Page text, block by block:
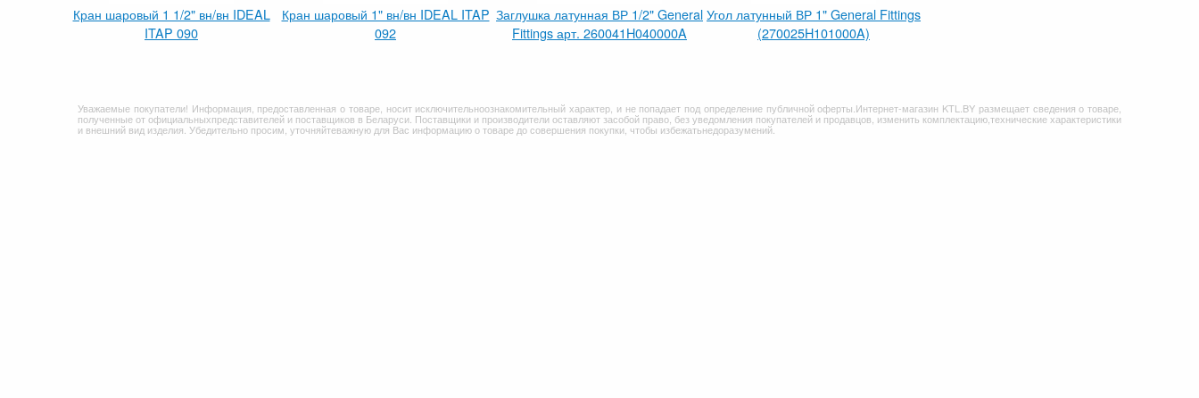
Кран шаровый 1 1/2" вн/вн IDEAL
ITAP 090
Кран шаровый 1" вн/вн IDEAL ITAP
092
Заглушка латунная ВР 1/2" General
Fittings арт. 260041H040000A
Угол латунный ВР 1" General Fittings
(270025H101000A)
Уважаемые покупатели! Информация, предоставленная о товаре, носит исключительноознакомительный характер, и не попадает под определение публичной оферты.Интернет-магазин KTL.BY размещает сведения о товаре,
полученные от официальныхпредставителей и поставщиков в Беларуси. Поставщики и производители оставляют засобой право, без уведомления покупателей и продавцов, изменить комплектацию,технические характеристики
и внешний вид изделия. Убедительно просим, уточняйтеважную для Вас информацию о товаре до совершения покупки, чтобы избежатьнедоразумений.